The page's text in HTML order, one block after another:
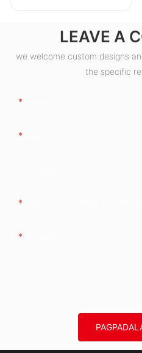
LEAVE A
we welcome custom designs
the specific